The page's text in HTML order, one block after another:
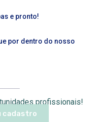
e pronto!
por dentro do nosso
profissionais!
cadastro